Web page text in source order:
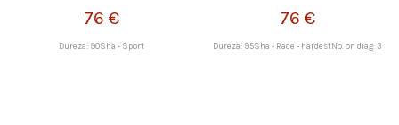
76 €
Dureza: 90Sha - Sport
76 €
Dureza: 95Sha - Race - hardestNo. on diag: 3